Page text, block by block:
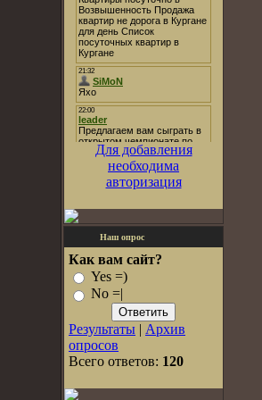
Для добавления
необходима
авторизация
Наш опрос
Как вам сайт?
Yes =)
No =|
Результаты | Архив
опросов
Всего ответов: 120